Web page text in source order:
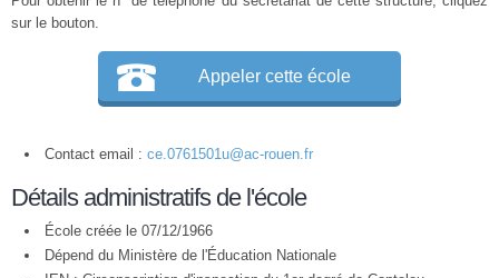
sur le bouton.
Appeler cette école
Contact email : ce.0761501u@ac-rouen.fr
Détails administratifs de l'école
École créée le 07/12/1966
Dépend du Ministère de l'Éducation Nationale